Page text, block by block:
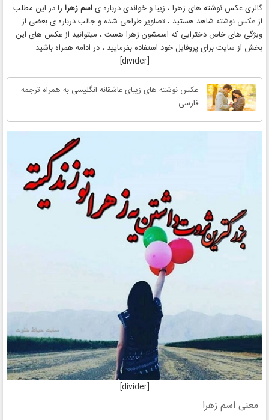
گالری عکس نوشته های زهرا ، زیبا و خواندی درباره ی اسم زهرا را در این مطلب
از عکس نوشته شاهد هستید ، تصاویر طراحی شده و جالب درباره ی بعضی از
ویژگی های خاص دخترایی که اسمشون زهرا هست ، میتوانید از عکس های این
بخش از سایت برای پروفایل خود استفاده بفرمایید ، در ادامه همراه باشید.
[divider]
عکس نوشته های زیبای عاشقانه انگلیسی به همراه ترجمه
فارسی
[divider]
معنی اسم زهرا